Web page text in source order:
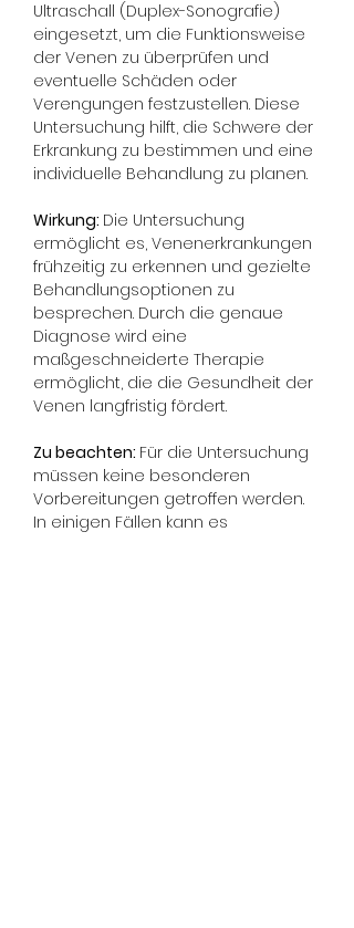
Ultraschall (Duplex-Sonografie)
eingesetzt, um die Funktionsweise
der Venen zu überprüfen und
eventuelle Schäden oder
Verengungen festzustellen. Diese
Untersuchung hilft, die Schwere der
Erkrankung zu bestimmen und eine
individuelle Behandlung zu planen.
Wirkung: Die Untersuchung
ermöglicht es, Venenerkrankungen
frühzeitig zu erkennen und gezielte
Behandlungsoptionen zu
besprechen. Durch die genaue
Diagnose wird eine
maßgeschneiderte Therapie
ermöglicht, die die Gesundheit der
Venen langfristig fördert.
Zu beachten: Für die Untersuchung
müssen keine besonderen
Vorbereitungen getroffen werden.
In einigen Fällen kann es